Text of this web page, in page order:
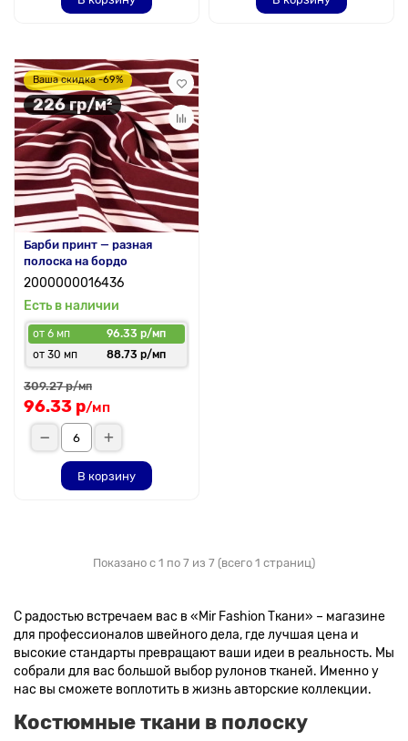
Ваша скидка -69%
226 гр/м²
Барби принт — разная
полоска на бордо
2000000016436
Есть в наличии
от 6 мп
96.33 р/мп
от 30 мп
88.73 р/мп
309.27 р/мп
96.33 р/мп
В корзину
Показано с 1 по 7 из 7 (всего 1 страниц)
С радостью встречаем вас в «Mir Fashion Ткани» – магазине
для профессионалов швейного дела, где лучшая цена и
высокие стандарты превращают ваши идеи в реальность. Мы
собрали для вас большой выбор рулонов тканей. Именно у
нас вы сможете воплотить в жизнь авторские коллекции.
Костюмные ткани в полоску